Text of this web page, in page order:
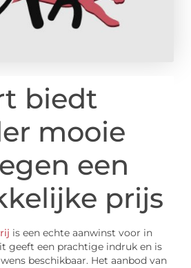
biedt
mooie
een
prijs
is een echte aanwinst voor in
geeft een prachtige indruk en is
beschikbaar. Het aanbod van